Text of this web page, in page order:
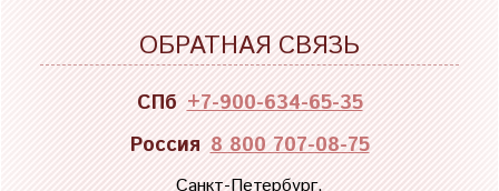
ОБРАТНАЯ СВЯЗЬ
СПб +7-900-634-65-35
Россия 8 800 707-08-75
Санкт-Петербург,